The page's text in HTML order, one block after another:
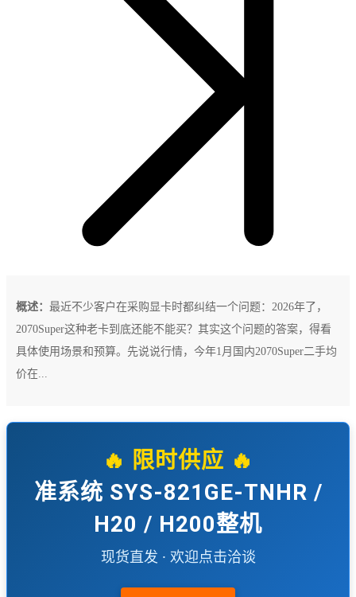
概述： 最近不少客户在采购显卡时都纠结一个问题：2026年了，
2070Super这种老卡到底还能不能买？其实这个问题的答案，得看
具体使用场景和预算。先说说行情，今年1月国内2070Super二手均
价在...
🔥 限时供应 🔥
准系统 SYS-821GE-TNHR /
H20 / H200整机
现货直发 · 欢迎点击洽谈